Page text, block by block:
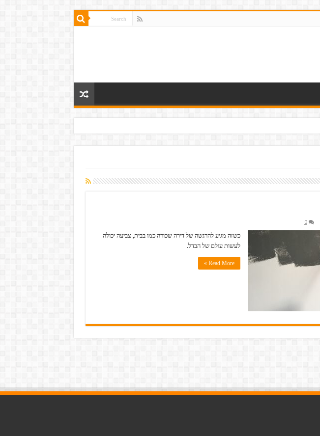
0
כשזה מגיע להרגשה של דירה שכורה כמו בבית, צביעה יכולה
לעשות עולם של הבדל.
Read More »